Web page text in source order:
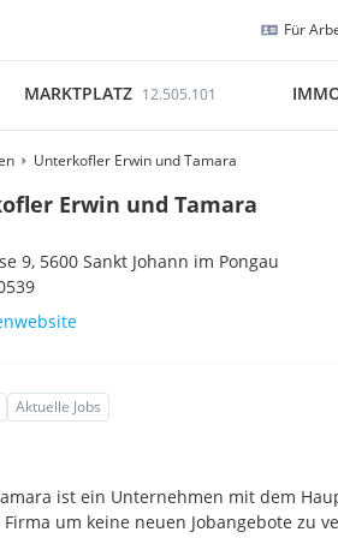
Für
MARKTPLATZ 12.505.101
Unterkofler Erwin und Tamara
Erwin und Tamara
9, 5600Sankt Johann im Pongau
Aktuelle Jobs
ist ein Unternehmen mit dem
um keine neuen Jobangebote zu